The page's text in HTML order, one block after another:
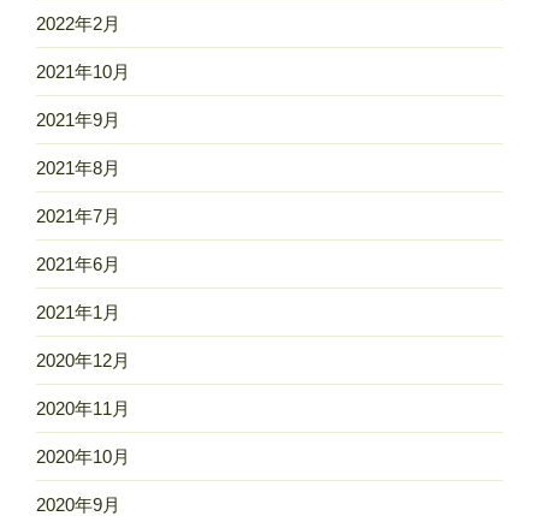
2022年2月
2021年10月
2021年9月
2021年8月
2021年7月
2021年6月
2021年1月
2020年12月
2020年11月
2020年10月
2020年9月